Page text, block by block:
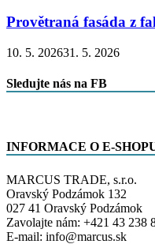
Provětraná fasáda z
10. 5. 202631. 5. 2026
Sledujte nás na FB
INFORMACE O E-
MARCUS TRADE, s.r.o.
Oravský Podzámok 132
027 41 Oravský Podzámok
Zavolajte nám: +421 43 238
E-mail: info@marcus.sk